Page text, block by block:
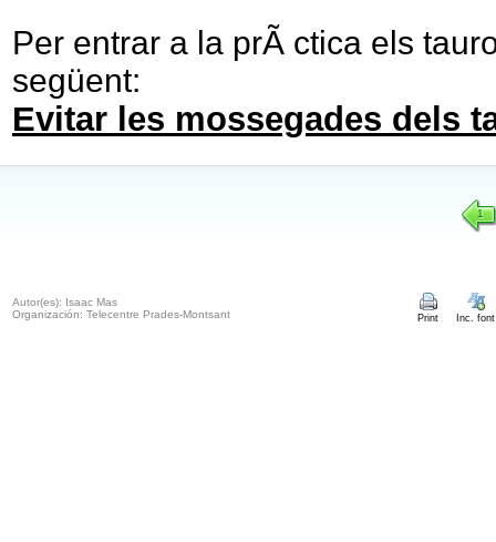
Per entrar a la prÃ ctica els
següent:
Evitar les mossegades dels
1
Autor(es): Isaac Mas
Organización: Telecentre Prades-Montsant
Print Inc. font